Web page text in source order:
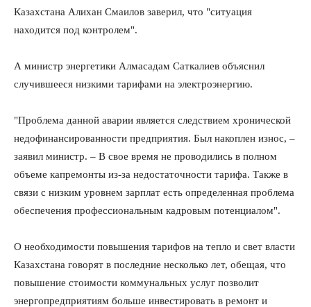
Казахстана Алихан Смаилов заверил, что "ситуация
находится под контролем".
А министр энергетики Алмасадам Саткалиев объяснил
случившееся низкими тарифами на электроэнергию.
"Проблема данной аварии является следствием хронической
недофинансированности предприятия. Был накоплен износ, –
заявил министр. – В свое время не проводились в полном
объеме капремонты из-за недостаточности тарифа. Также в
связи с низким уровнем зарплат есть определенная проблема
обеспечения профессиональным кадровым потенциалом".
О необходимости повышения тарифов на тепло и свет власти
Казахстана говорят в последние несколько лет, обещая, что
повышение стоимости коммунальных услуг позволит
энергопредприятиям больше инвестировать в ремонт и